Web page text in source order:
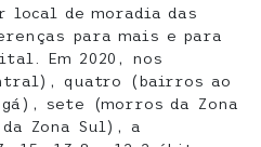
local de moradia das
para mais e para
Em 2020, nos
quatro (bairros ao
sete (morros da Zona
Zona Sul), a